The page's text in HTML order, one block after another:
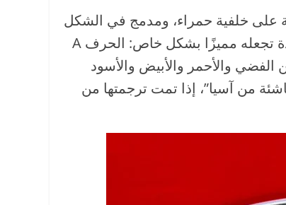
على خلفية حمراء، ومدمج في الشكل
البيضاوي الفضي. ومع ذلك، فإن شعار KIA له ميزة محددة تجعله مميزًا بشكل خاص: الحرف A
والأحمر والأبيض والأسود
من آسيا”، إذا تمت ترجمتها من